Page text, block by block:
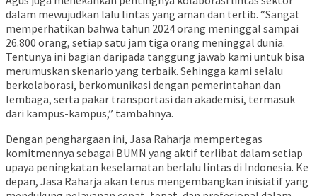
dalam mewujudkan lalu lintas yang aman dan tertib. “Sangat
memperhatikan bahwa tahun 2024 orang meninggal sampai
26.800 orang, setiap satu jam tiga orang meninggal dunia.
Tentunya ini bagian daripada tanggung jawab kami untuk bisa
merumuskan skenario yang terbaik. Sehingga kami selalu
berkolaborasi, berkomunikasi dengan pemerintahan dan
lembaga, serta pakar transportasi dan akademisi, termasuk
dari kampus-kampus,” tambahnya.
Dengan penghargaan ini, Jasa Raharja mempertegas
komitmennya sebagai BUMN yang aktif terlibat dalam setiap
upaya peningkatan keselamatan berlalu lintas di Indonesia. Ke
depan, Jasa Raharja akan terus mengembangkan inisiatif yang